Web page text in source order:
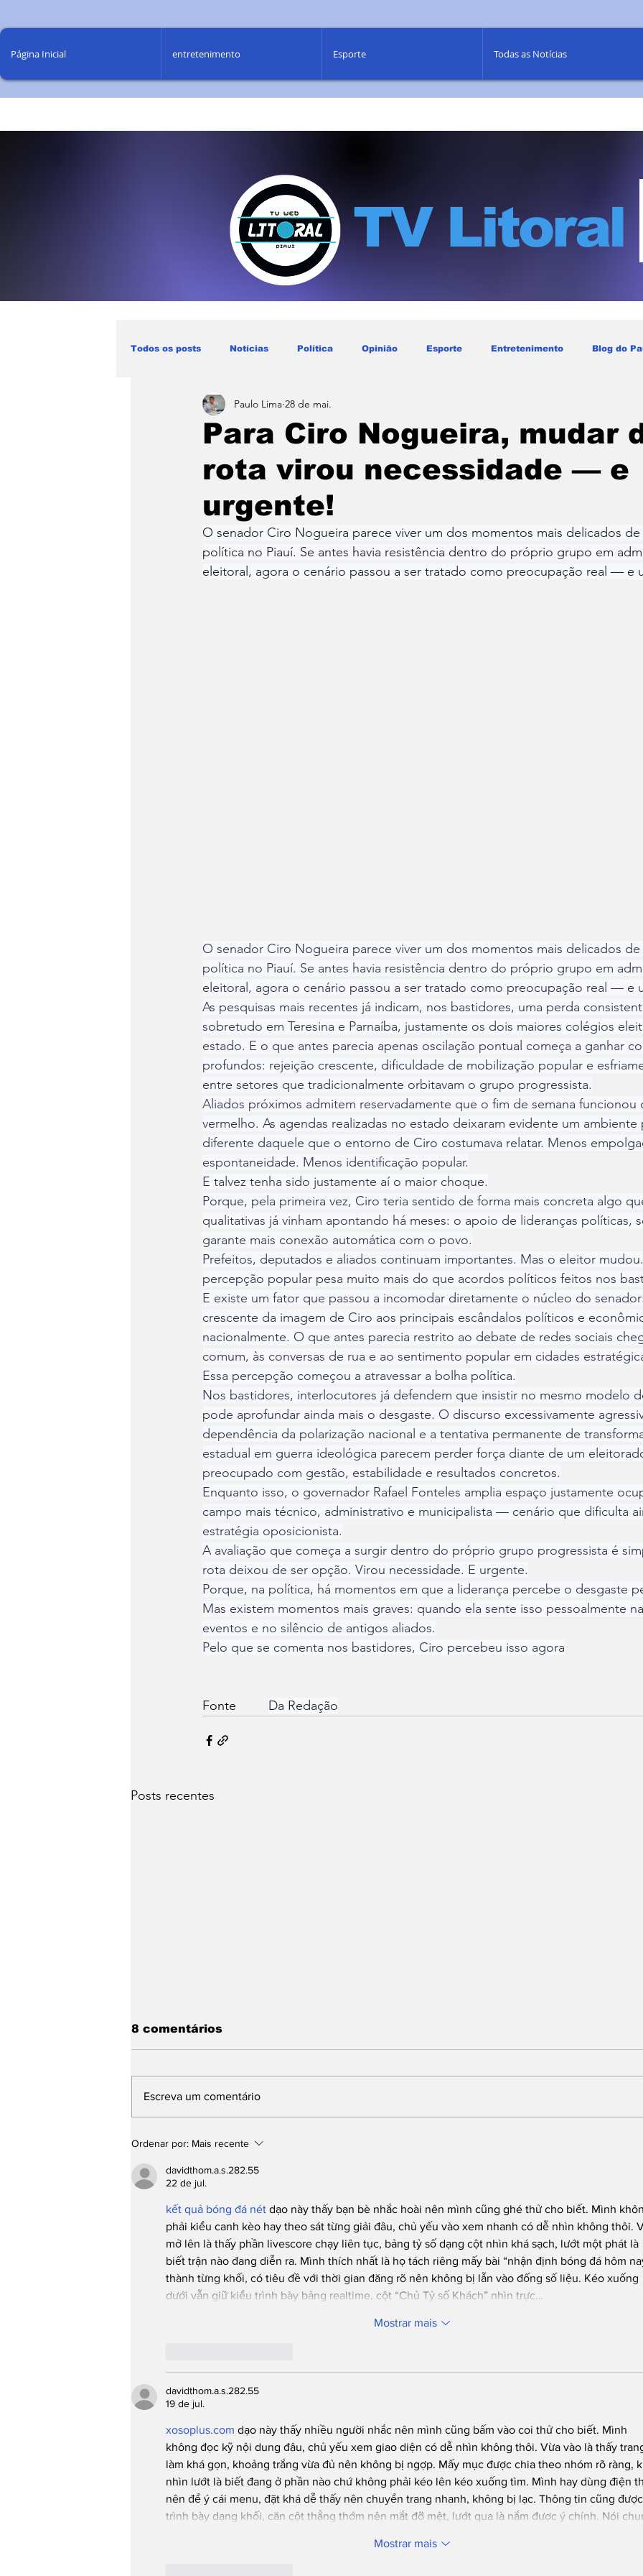
Página Inicial entretenimento Esporte Todas as Notícias
TV Litoral
Todos os posts Notícias Política Opinião Esporte Entretenimento Blog do
Blog Paulo Lima - Maranhão
Para Ciro Nogueira, mudar
rota virou necessidade — e
urgente!
Paulo Lima 28 de mai.
O senador Ciro Nogueira parece viver um dos momentos mais delicados de
política no Piauí. Se antes havia resistência dentro do próprio grupo em
eleitoral, agora o cenário passou a ser tratado como preocupação real — e
O senador Ciro Nogueira parece viver um dos momentos mais delicados de
política no Piauí. Se antes havia resistência dentro do próprio grupo em
eleitoral, agora o cenário passou a ser tratado como preocupação real — e
As pesquisas mais recentes já indicam, nos bastidores, uma perda
sobretudo em Teresina e Parnaíba, justamente os dois maiores colégios
estado. E o que antes parecia apenas oscilação pontual começa a ganhar
profundos: rejeição crescente, dificuldade de mobilização popular e
entre setores que tradicionalmente orbitavam o grupo progressista.
Aliados próximos admitem reservadamente que o fim de semana funcionou
vermelho. As agendas realizadas no estado deixaram evidente um
diferente daquele que o entorno de Ciro costumava relatar. Menos
espontaneidade. Menos identificação popular.
E talvez tenha sido justamente aí o maior choque.
Porque, pela primeira vez, Ciro teria sentido de forma mais concreta algo
qualitativas já vinham apontando há meses: o apoio de lideranças políticas,
garante mais conexão automática com o povo.
Prefeitos, deputados e aliados continuam importantes. Mas o eleitor
percepção popular pesa muito mais do que acordos políticos feitos nos
E existe um fator que passou a incomodar diretamente o núcleo do
crescente da imagem de Ciro aos principais escândalos políticos e
nacionalmente. O que antes parecia restrito ao debate de redes sociais
comum, às conversas de rua e ao sentimento popular em cidades
Essa percepção começou a atravessar a bolha política.
Nos bastidores, interlocutores já defendem que insistir no mesmo modelo
pode aprofundar ainda mais o desgaste. O discurso excessivamente
dependência da polarização nacional e a tentativa permanente de
estadual em guerra ideológica parecem perder força diante de um
preocupado com gestão, estabilidade e resultados concretos.
Enquanto isso, o governador Rafael Fonteles amplia espaço justamente
campo mais técnico, administrativo e municipalista — cenário que dificulta
estratégia oposicionista.
A avaliação que começa a surgir dentro do próprio grupo progressista é
rota deixou de ser opção. Virou necessidade. E urgente.
Porque, na política, há momentos em que a liderança percebe o desgaste
Mas existem momentos mais graves: quando ela sente isso pessoalmente
eventos e no silêncio de antigos aliados.
Pelo que se comenta nos bastidores, Ciro percebeu isso agora
Fonte Da Redação
Posts recentes
Base de Rafael Fonteles
apresenta avanços da
Educação e propostas
para os próximos quatro
8 comentários
Escreva um comentário
Ordenar por: Mais recente
davidthom.a.s.282.55
22 de jul.
kết quả bóng đá nét dạo này thấy bạn bè nhắc hoài nên mình cũng ghé thử cho biết. Mình
phải kiểu canh kèo hay theo sát từng giải đâu, chủ yếu vào xem nhanh có dễ nhìn không thôi.
mở lên là thấy phần livescore chạy liên tục, bảng tỷ số dạng cột nhìn khá sạch, lướt một phát là
biết trận nào đang diễn ra. Mình thích nhất là họ tách riêng mấy bài “nhận định bóng đá hôm
thành từng khối, có tiêu đề với thời gian đăng rõ nên không bị lẫn vào đống số liệu. Kéo xuống
dưới vẫn giữ kiểu trình bày bảng realtime, cột “Chủ Tỷ số Khách” nhìn trực…
Mostrar mais
davidthom.a.s.282.55
19 de jul.
xosoplus.com dạo này thấy nhiều người nhắc nên mình cũng bấm vào coi thử cho biết. Mình
không đọc kỹ nội dung đâu, chủ yếu xem giao diện có dễ nhìn không thôi. Vừa vào là thấy
làm khá gọn, khoảng trắng vừa đủ nên không bị ngợp. Mấy mục được chia theo nhóm rõ ràng,
nhìn lướt là biết đang ở phần nào chứ không phải kéo lên kéo xuống tìm. Mình hay dùng điện
nên để ý cái menu, đặt khá dễ thấy nên chuyển trang nhanh, không bị lạc. Thông tin cũng được
trình bày dạng khối, căn cột thẳng thớm nên mắt đỡ mệt, lướt qua là nắm được ý chính. Nói
Mostrar mais